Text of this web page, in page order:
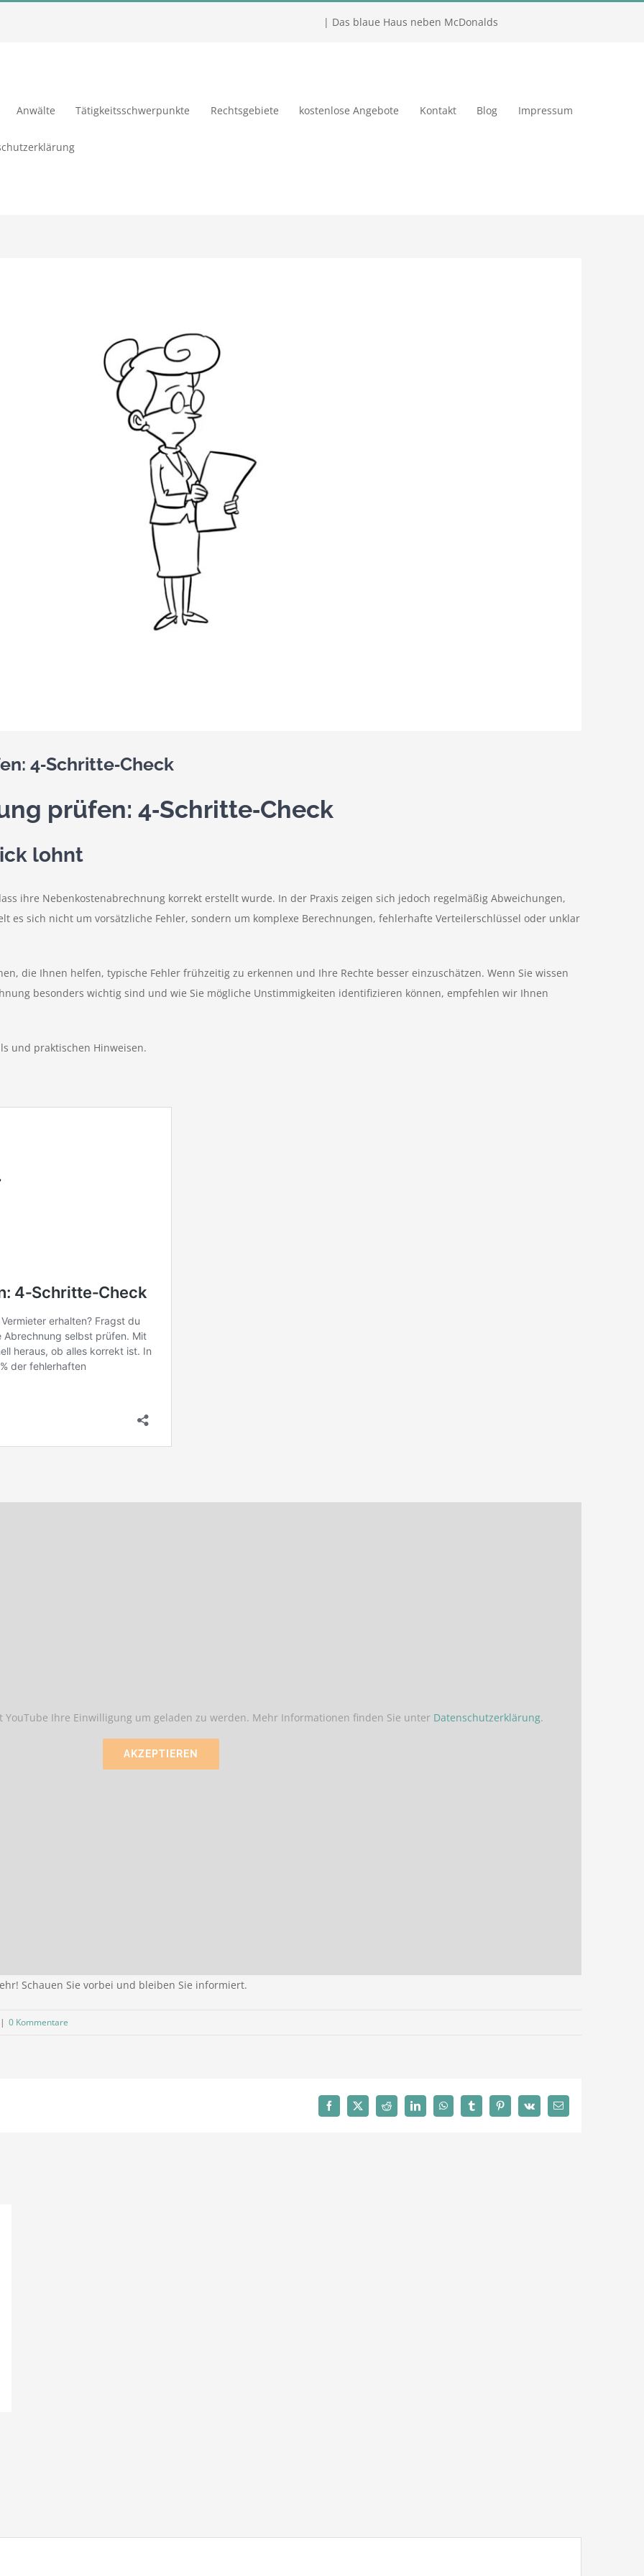
| Das blaue Haus neben McDonalds
Anwälte Tätigkeitsschwerpunkte Rechtsgebiete kostenlose Angebote Kontakt Blog Impressum
4‑Schritte‑Check
prüfen: 4‑Schritte‑Check
lohnt
ihre Nebenkostenabrechnung korrekt erstellt wurde. In der Praxis zeigen sich jedoch regelmäßig Abweichungen,
es sich nicht um vorsätzliche Fehler, sondern um komplexe Berechnungen, fehlerhafte Verteilerschlüssel oder unklar
die Ihnen helfen, typische Fehler frühzeitig zu erkennen und Ihre Rechte besser einzuschätzen. Wenn Sie wissen
besonders wichtig sind und wie Sie mögliche Unstimmigkeiten identifizieren können, empfehlen wir Ihnen
und praktischen Hinweisen.
Ihre Einwilligung um geladen zu werden. Mehr Informationen finden Sie unter Datenschutzerklärung.
AKZEPTIEREN
Schauen Sie vorbei und bleiben Sie informiert.
| 0 Kommentare
Facebook
X Reddit LinkedInWhatsAppTumblrPinterest
Vk
E-
Mail